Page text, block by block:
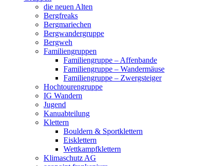
die neuen Alten
Bergfreaks
Bergmariechen
Bergwandergruppe
Bergweh
Familiengruppen
Familiengruppe – Affenbande
Familiengruppe – Wandermäuse
Familiengruppe – Zwergsteiger
Hochtourengruppe
IG Wandern
Jugend
Kanuabteilung
Klettern
Bouldern & Sportklettern
Eisklettern
Wettkampfklettern
Klimaschutz AG